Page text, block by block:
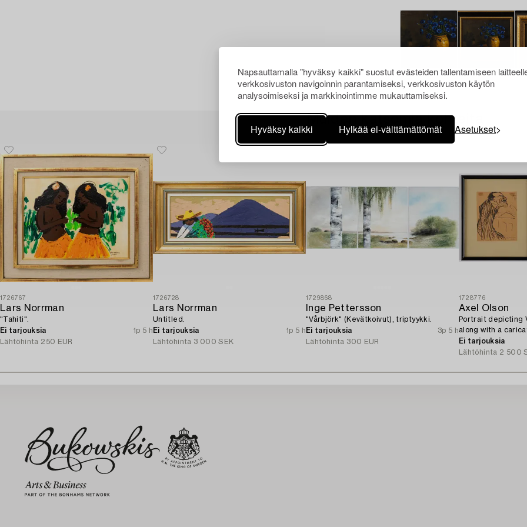
Napsauttamalla "hyväksy kaikki" suostut evästeiden tallentamiseen
verkkosivuston navigoinnin parantamiseksi, verkkosivuston käytön
analysoimiseksi ja markkinointimme mukauttamiseksi.
Hyväksy kaikki Hylkää ei-välttämättömät Asetukset
Muiden katsomia kohteita
1726767
Lars Norrman
"Tahiti".
Ei tarjouksia
1p 5 h
Lähtöhinta 250 EUR
1726728
Lars Norrman
Untitled.
Ei tarjouksia
1p 5 h
Lähtöhinta 3 000 SEK
1729868
Inge Pettersson
"Vårbjörk" (Kevätkoivut), triptyykki.
Ei tarjouksia
3p 5 h
Lähtöhinta 300 EUR
1728776
Axel Olson
Portrait depicting
along with a
Ingvarsson.
Ei tarjouksia
Lähtöhinta 2 500